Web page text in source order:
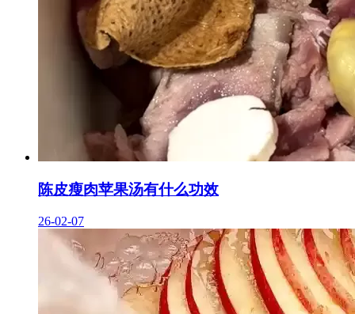
陈皮瘦肉苹果汤有什么功效
26-02-07